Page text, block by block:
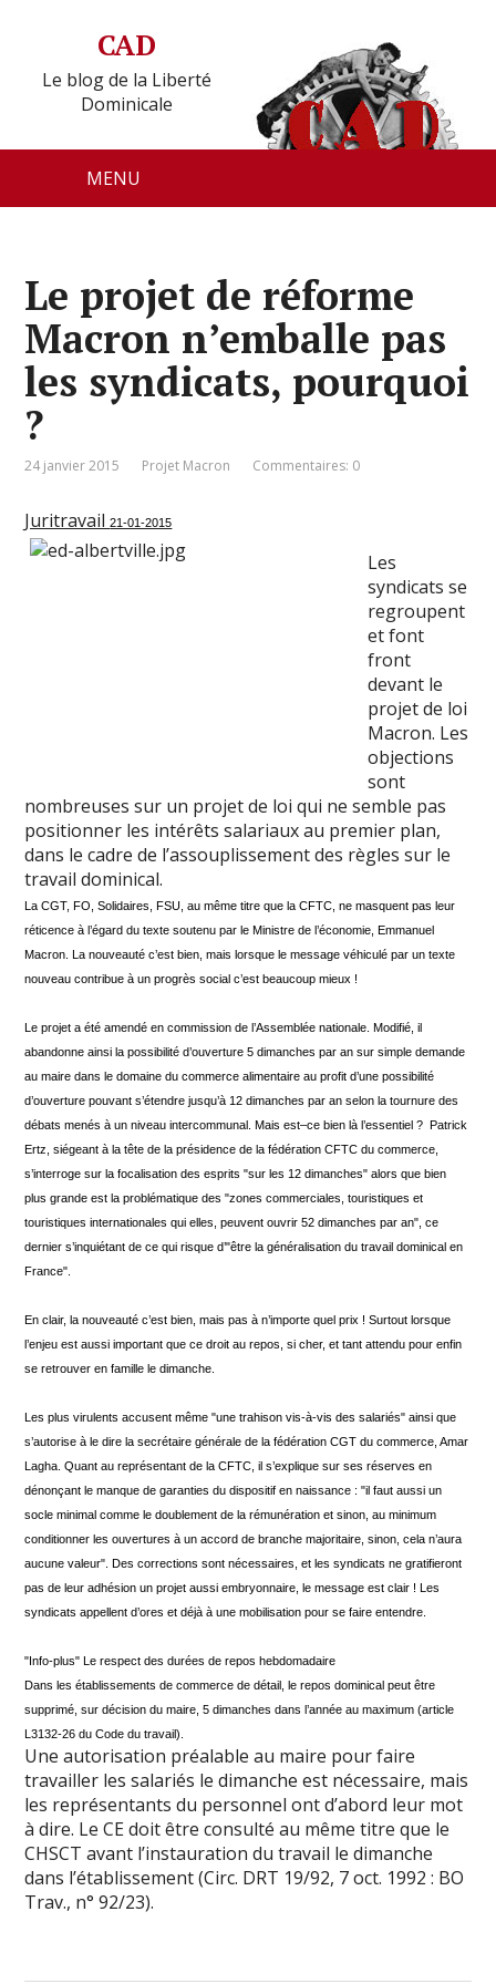
CAD
Le blog de la Liberté
Dominicale
MENU
Le projet de réforme
Macron n’emballe pas
les syndicats, pourquoi
?
24 janvier 2015 Projet Macron Commentaires: 0
Juritravail21-01-2015
Les
syndicats se
regroupent
et font
front
devant le
projet de loi
Macron. Les
objections
sont
nombreuses sur un projet de loi qui ne semble pas
positionner les intérêts salariaux au premier plan,
dans le cadre de l’assouplissement des règles sur le
travail dominical.
La CGT, FO, Solidaires, FSU, au même titre que la CFTC, ne masquent pas leur
réticence à l’égard du texte soutenu par le Ministre de l’économie, Emmanuel
Macron. La nouveauté c’est bien, mais lorsque le message véhiculé par un texte
nouveau contribue à un progrès social c’est beaucoup mieux !
Le projet a été amendé en commission de l’Assemblée nationale. Modifié, il
abandonne ainsi la possibilité d’ouverture 5 dimanches par an sur simple demande
au maire dans le domaine du commerce alimentaire au profit d’une possibilité
d’ouverture pouvant s’étendre jusqu’à 12 dimanches par an selon la tournure des
débats menés à un niveau intercommunal. Mais est–ce bien là l’essentiel ? Patrick
Ertz, siégeant à la tête de la présidence de la fédération CFTC du commerce,
s’interroge sur la focalisation des esprits "sur les 12 dimanches" alors que bien
plus grande est la problématique des "zones commerciales, touristiques et
touristiques internationales qui elles, peuvent ouvrir 52 dimanches par an", ce
dernier s’inquiétant de ce qui risque d’"être la généralisation du travail dominical en
France".
En clair, la nouveauté c’est bien, mais pas à n’importe quel prix ! Surtout lorsque
l’enjeu est aussi important que ce droit au repos, si cher, et tant attendu pour enfin
se retrouver en famille le dimanche.
Les plus virulents accusent même "une trahison vis-à-vis des salariés" ainsi que
s’autorise à le dire la secrétaire générale de la fédération CGT du commerce, Amar
Lagha. Quant au représentant de la CFTC, il s’explique sur ses réserves en
dénonçant le manque de garanties du dispositif en naissance : "il faut aussi un
socle minimal comme le doublement de la rémunération et sinon, au minimum
conditionner les ouvertures à un accord de branche majoritaire, sinon, cela n’aura
aucune valeur". Des corrections sont nécessaires, et les syndicats ne gratifieront
pas de leur adhésion un projet aussi embryonnaire, le message est clair ! Les
syndicats appellent d’ores et déjà à une mobilisation pour se faire entendre.
"Info-plus" Le respect des durées de repos hebdomadaire
Dans les établissements de commerce de détail, le repos dominical peut être
supprimé, sur décision du maire, 5 dimanches dans l’année au maximum (article
L3132-26 du Code du travail).
Une autorisation préalable au maire pour faire
travailler les salariés le dimanche est nécessaire, mais
les représentants du personnel ont d’abord leur mot
à dire. Le CE doit être consulté au même titre que le
CHSCT avant l’instauration du travail le dimanche
dans l’établissement (Circ. DRT 19/92, 7 oct. 1992 : BO
Trav., n° 92/23).